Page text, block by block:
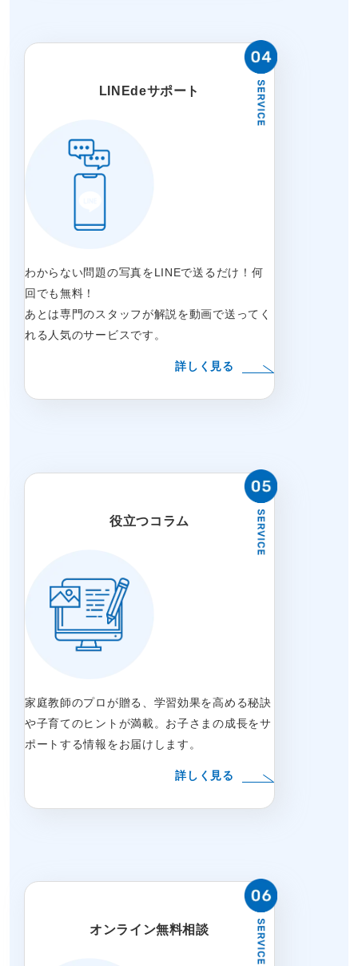
LINEdeサポート
わからない問題の写真をLINEで送るだけ！何
回でも無料！
あとは専門のスタッフが解説を動画で送ってく
れる人気のサービスです。
詳しく見る
役立つコラム
家庭教師のプロが贈る、学習効果を高める秘訣
や子育てのヒントが満載。お子さまの成長をサ
ポートする情報をお届けします。
詳しく見る
オンライン無料相談